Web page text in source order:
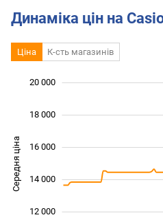
Динаміка цін на
Ціна К-сть магазинів
Середня ціна
12 000
14 000
16 000
18 000
20 000